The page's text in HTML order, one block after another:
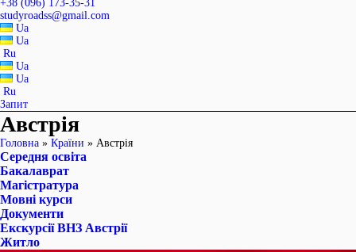
+38 (096) 173-35-31
studyroadss@gmail.com
Ua
Ua
Ru
Ua
Ua
Ru
Запит
Австрія
Головна » Країни » Австрія
Середня освіта
Бакалаврат
Магістратура
Мовні курси
Документи
Екскурсії ВНЗ Австрії
Житло